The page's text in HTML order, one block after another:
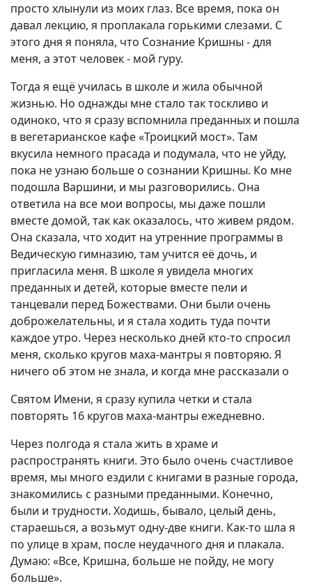
просто хлынули из моих глаз. Все время, пока он
давал лекцию, я проплакала горькими слезами. С
этого дня я поняла, что Сознание Кришны - для
меня, а этот человек - мой гуру.
Тогда я ещё училась в школе и жила обычной
жизнью. Но однажды мне стало так тоскливо и
одиноко, что я сразу вспомнила преданных и пошла
в вегетарианское кафе «Троицкий мост». Там
вкусила немного прасада и подумала, что не уйду,
пока не узнаю больше о сознании Кришны. Ко мне
подошла Варшини, и мы разговорились. Она
ответила на все мои вопросы, мы даже пошли
вместе домой, так как оказалось, что живем рядом.
Она сказала, что ходит на утренние программы в
Ведическую гимназию, там учится её дочь, и
пригласила меня. В школе я увидела многих
преданных и детей, которые вместе пели и
танцевали перед Божествами. Они были очень
доброжелательны, и я стала ходить туда почти
каждое утро. Через несколько дней кто-то спросил
меня, сколько кругов маха-мантры я повторяю. Я
ничего об этом не знала, и когда мне рассказали о
Святом Имени, я сразу купила четки и стала
повторять 16 кругов маха-мантры ежедневно.
Через полгода я стала жить в храме и
распространять книги. Это было очень счастливое
время, мы много ездили с книгами в разные города,
знакомились с разными преданными. Конечно,
были и трудности. Ходишь, бывало, целый день,
стараешься, а возьмут одну-две книги. Как-то шла я
по улице в храм, после неудачного дня и плакала.
Думаю: «Все, Кришна, больше не пойду, не могу
больше».